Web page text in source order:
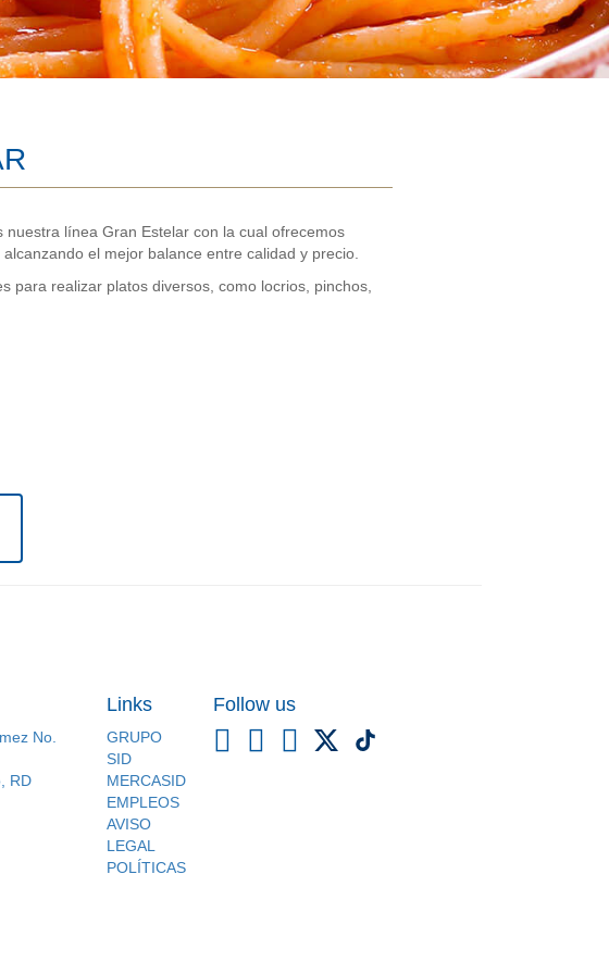
nuestra línea Gran Estelar con la cual ofrecemos
el mejor balance entre calidad y precio.
para realizar platos diversos, como locrios, pinchos,
No.
RD
Links
GRUPO
SID
MERCASID
EMPLEOS
AVISO
LEGAL
POLÍTICAS
Follow us